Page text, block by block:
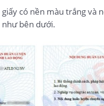
có nền màu trắng và
bên dưới.